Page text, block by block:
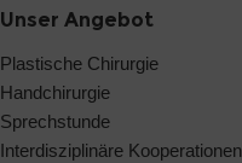
Unser Angebot
Plastische Chirurgie
Handchirurgie
Sprechstunde
Interdisziplinäre Kooperationen